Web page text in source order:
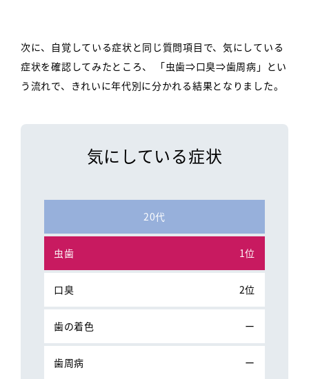
次に、自覚している症状と同じ質問項目で、気にしている
症状を確認してみたところ、
「虫歯⇒口臭⇒歯周病」とい
う流れで、きれいに年代別に分かれる結果となりました。
気にしている症状
20代
1位
2位
ー
ー